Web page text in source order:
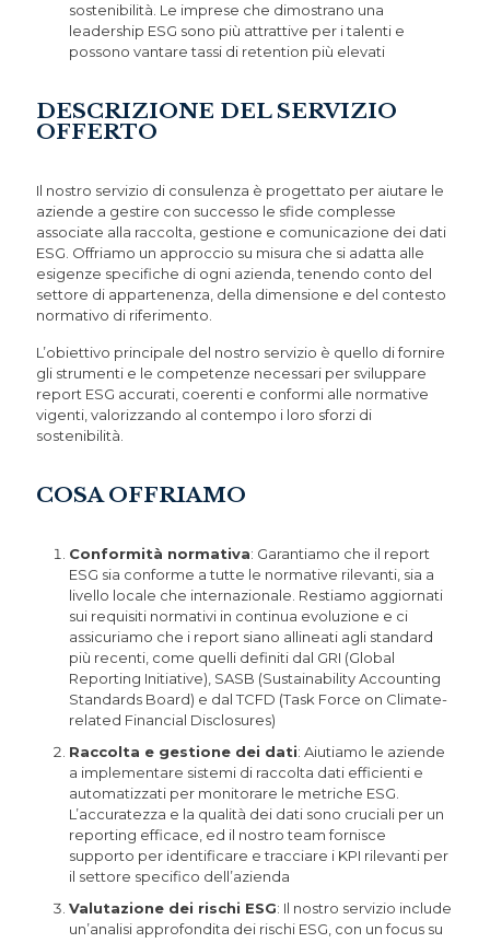
sostenibilità. Le imprese che dimostrano una
leadership ESG sono più attrattive per i talenti e
possono vantare tassi di retention più elevati
DESCRIZIONE DEL SERVIZIO
OFFERTO
Il nostro servizio di consulenza è progettato per aiutare le
aziende a gestire con successo le sfide complesse
associate alla raccolta, gestione e comunicazione dei dati
ESG. Offriamo un approccio su misura che si adatta alle
esigenze specifiche di ogni azienda, tenendo conto del
settore di appartenenza, della dimensione e del contesto
normativo di riferimento.
L’obiettivo principale del nostro servizio è quello di fornire
gli strumenti e le competenze necessari per sviluppare
report ESG accurati, coerenti e conformi alle normative
vigenti, valorizzando al contempo i loro sforzi di
sostenibilità.
COSA OFFRIAMO
Conformità normativa: Garantiamo che il report
ESG sia conforme a tutte le normative rilevanti, sia a
livello locale che internazionale. Restiamo aggiornati
sui requisiti normativi in continua evoluzione e ci
assicuriamo che i report siano allineati agli standard
più recenti, come quelli definiti dal GRI (Global
Reporting Initiative), SASB (Sustainability Accounting
Standards Board) e dal TCFD (Task Force on Climate-
related Financial Disclosures)
Raccolta e gestione dei dati: Aiutiamo le aziende
a implementare sistemi di raccolta dati efficienti e
automatizzati per monitorare le metriche ESG.
L’accuratezza e la qualità dei dati sono cruciali per un
reporting efficace, ed il nostro team fornisce
supporto per identificare e tracciare i KPI rilevanti per
il settore specifico dell’azienda
Valutazione dei rischi ESG: Il nostro servizio include
un’analisi approfondita dei rischi ESG, con un focus su